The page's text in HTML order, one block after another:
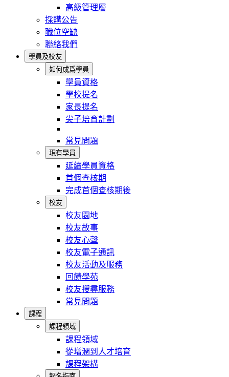
高級管理層
採購公告
職位空缺
聯絡我們
學員及校友
如何成爲學員
學員資格
學校提名
家長提名
尖子培育計劃
常見問題
現有學員
延續學員資格
首個查核期
完成首個查核期後
校友
校友園地
校友故事
校友心聲
校友電子通訊
校友活動及服務
回饋學苑
校友搜尋服務
常見問題
課程
課程領域
課程領域
從增潤到人才培育
課程架構